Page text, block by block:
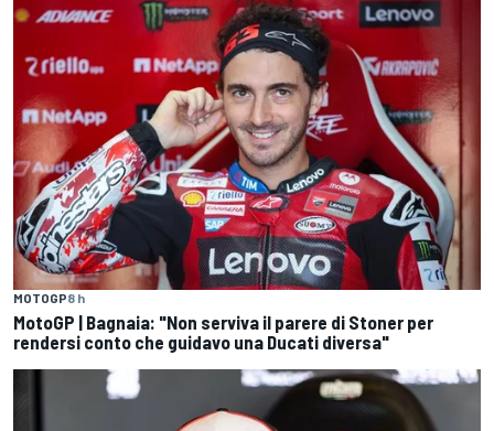
MOTOGP8 h
MotoGP | Bagnaia: "Non serviva il parere di Stoner per
rendersi conto che guidavo una Ducati diversa"